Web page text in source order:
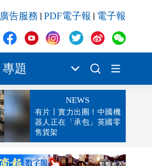
廣告服務 PDF電子報 電子報
專題
NEWS
有片丨實力出圈！中國機
器人正在「承包」英國零
售貨架